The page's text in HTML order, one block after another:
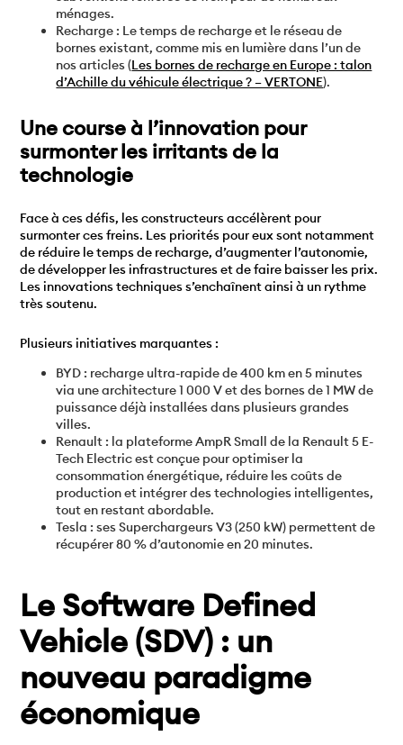
ménages.
Recharge : Le temps de recharge et le réseau de
bornes existant, comme mis en lumière dans l’un de
nos articles (Les bornes de recharge en Europe : talon
d’Achille du véhicule électrique ? – VERTONE).
Une course à l’innovation pour
surmonter les irritants de la
technologie
Face à ces défis, les constructeurs accélèrent pour
surmonter ces freins. Les priorités pour eux sont notamment
de réduire le temps de recharge, d’augmenter l’autonomie,
de développer les infrastructures et de faire baisser les prix.
Les innovations techniques s’enchaînent ainsi à un rythme
très soutenu.
Plusieurs initiatives marquantes :
BYD : recharge ultra-rapide de 400 km en 5 minutes
via une architecture 1 000 V et des bornes de 1 MW de
puissance déjà installées dans plusieurs grandes
villes.
Renault : la plateforme AmpR Small de la Renault 5 E-
Tech Electric est conçue pour optimiser la
consommation énergétique, réduire les coûts de
production et intégrer des technologies intelligentes,
tout en restant abordable.
Tesla : ses Superchargeurs V3 (250 kW) permettent de
récupérer 80 % d’autonomie en 20 minutes.
Le Software Defined
Vehicle (SDV) : un
nouveau paradigme
économique